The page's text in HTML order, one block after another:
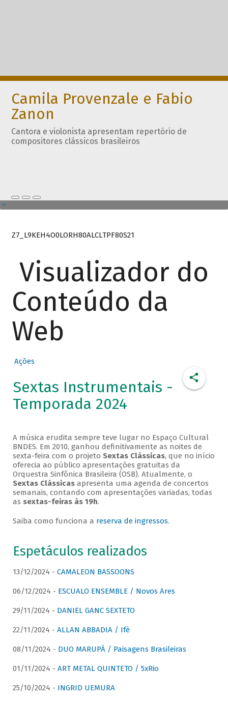
Camila Provenzale e Fabio
Zanon
Cantora e violonista apresentam repertório de
compositores clássicos brasileiros
Z7_L9KEH4O0LORH80ALCLTPF80S21
Visualizador do
Conteúdo da
Web
Ações
Sextas Instrumentais -
Temporada 2024
A música erudita sempre teve lugar no Espaço Cultural
BNDES. Em 2010, ganhou definitivamente as noites de
sexta-feira com o projeto Sextas Clássicas, que no início
oferecia ao público apresentações gratuitas da
Orquestra Sinfônica Brasileira (OSB). Atualmente, o
Sextas Clássicasapresenta uma agenda de concertos
semanais, contando com apresentações variadas, todas
as sextas-feiras às 19h.
Saiba como funciona a reserva de ingressos.
Espetáculos realizados
13/12/2024 - CAMALEON BASSOONS
06/12/2024 - ESCUALO ENSEMBLE / Novos Ares
29/11/2024 - DANIEL GANC SEXTETO
22/11/2024 - ALLAN ABBADIA / Ifè
08/11/2024 - DUO MARUPÁ / Paisagens Brasileiras
01/11/2024 - ART METAL QUINTETO / 5xRio
25/10/2024 - INGRID UEMURA